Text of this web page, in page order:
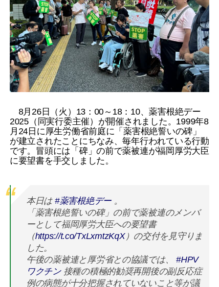
8月26日（火）13：00～18：10、薬害根絶デー
2025（同実行委主催）が開催されました。1999年8
月24日に厚生労働省前庭に「薬害根絶誓いの碑」
が建立されたことにちなみ、毎年行われている行動
です。冒頭には「碑」の前で薬被連が福岡厚労大臣
に要望書を手交しました。
本日は #薬害根絶デー。
「薬害根絶誓いの碑」の前で薬被連のメンバ
ーとして福岡厚労大臣への要望書
（https://t.co/TxLxmtzKqX）の交付を見守りま
した。
午後の薬被連と厚労省との協議では、#HPV
ワクチン接種の積極的勧奨再開後の副反応症
例の病態が十分把握されていないこと等が議